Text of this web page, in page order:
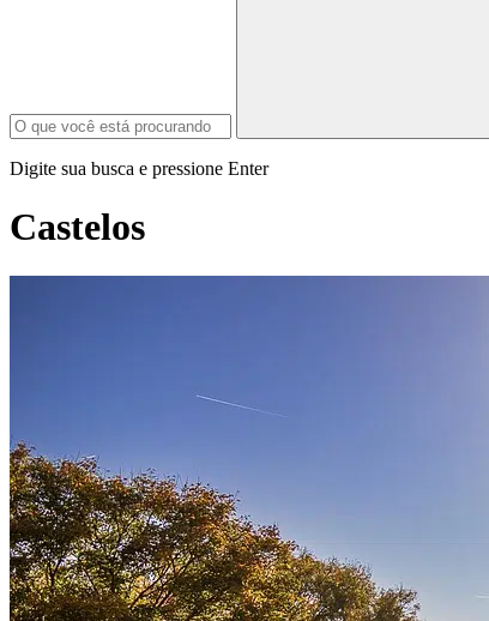
Digite sua busca e pressione Enter
Castelos